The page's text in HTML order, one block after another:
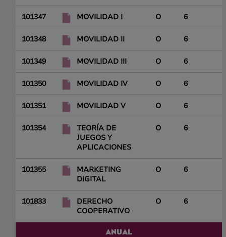
101347 MOVILIDAD I O 6
101348 MOVILIDAD II O 6
101349 MOVILIDAD III O 6
101350 MOVILIDAD IV O 6
101351 MOVILIDAD V O 6
101354
TEORÍA DE
JUEGOS Y
APLICACIONES
O 6
101355
MARKETING
DIGITAL
O 6
101833
DERECHO
COOPERATIVO
O 6
ANUAL